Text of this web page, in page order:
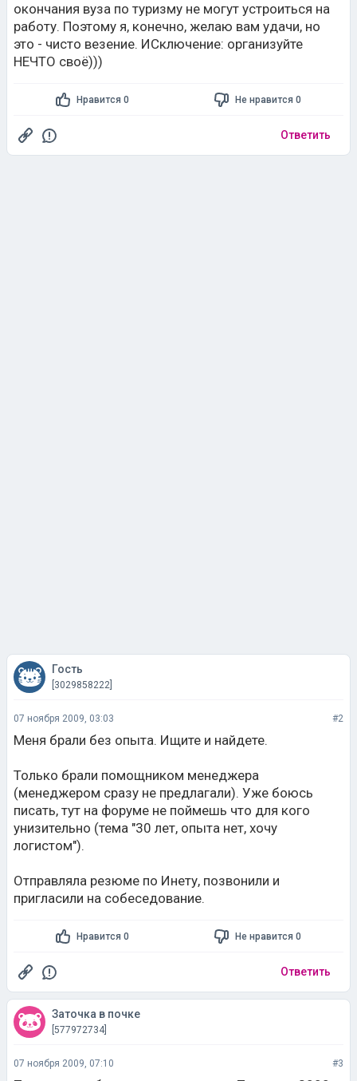
окончания вуза по туризму не могут устроиться на
работу. Поэтому я, конечно, желаю вам удачи, но
это - чисто везение. ИСключение: организуйте
НЕЧТО своё)))
Нравится 0 Не нравится 0
Ответить
Гость
[3029858222]
07 ноября 2009, 03:03 #2
Меня брали без опыта. Ищите и найдете.
Только брали помощником менеджера
(менеджером сразу не предлагали). Уже боюсь
писать, тут на форуме не поймешь что для кого
унизительно (тема "30 лет, опыта нет, хочу
логистом").
Отправляла резюме по Инету, позвонили и
пригласили на собеседование.
Нравится 0 Не нравится 0
Ответить
Заточка в почке
[577972734]
07 ноября 2009, 07:10 #3